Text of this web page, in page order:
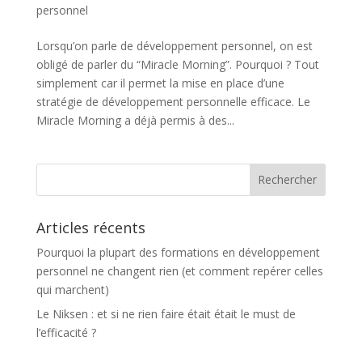
personnel
Lorsqu’on parle de développement personnel, on est
obligé de parler du “Miracle Morning”. Pourquoi ? Tout
simplement car il permet la mise en place d’une
stratégie de développement personnelle efficace. Le
Miracle Morning a déjà permis à des...
Articles récents
Pourquoi la plupart des formations en développement
personnel ne changent rien (et comment repérer celles
qui marchent)
Le Niksen : et si ne rien faire était était le must de
l’efficacité ?